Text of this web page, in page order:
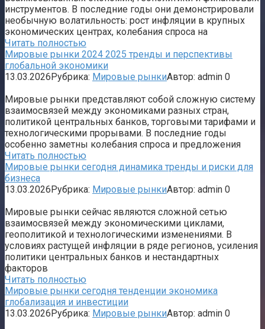
инструментов. В последние годы они демонстрировали
необычную волатильность: рост инфляции в крупных
экономических центрах, колебания спроса на
Читать полностью
Мировые рынки 2024 2025 тренды и перспективы
глобальной экономики
13.03.2026Рубрика: Мировые рынкиАвтор: admin 0
Мировые рынки представляют собой сложную систему
взаимосвязей между экономиками разных стран,
политикой центральных банков, торговыми тарифами и
технологическими прорывами. В последние годы
особенно заметны колебания спроса и предложения
Читать полностью
Мировые рынки сегодня динамика тренды и риски для
бизнеса
13.03.2026Рубрика: Мировые рынкиАвтор: admin 0
Мировые рынки сейчас являются сложной сетью
взаимосвязей между экономическими циклами,
геополитикой и технологическими изменениями. В
условиях растущей инфляции в ряде регионов, усиления
политики центральных банков и нестандартных
факторов
Читать полностью
Мировые рынки сегодня тенденции экономика
глобализация и инвестиции
13.03.2026Рубрика: Мировые рынкиАвтор: admin 0